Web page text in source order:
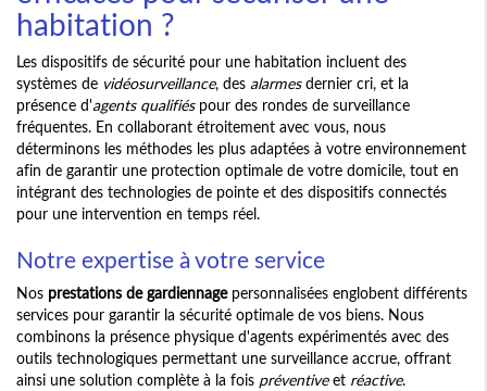
habitation ?
Les dispositifs de sécurité pour une habitation incluent des
systèmes de vidéosurveillance, des alarmesdernier cri, et la
présence d'agents qualifiéspour des rondes de surveillance
fréquentes. En collaborant étroitement avec vous, nous
déterminons les méthodes les plus adaptées à votre environnement
afin de garantir une protection optimale de votre domicile, tout en
intégrant des technologies de pointe et des dispositifs connectés
pour une intervention en temps réel.
Notre expertise à votre service
Nos prestations de gardiennagepersonnalisées englobent différents
services pour garantir la sécurité optimale de vos biens. Nous
combinons la présence physique d'agents expérimentés avec des
outils technologiques permettant une surveillance accrue, offrant
ainsi une solution complète à la fois préventiveet réactive.